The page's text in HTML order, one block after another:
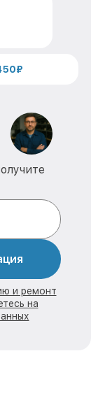
и ремонт
на